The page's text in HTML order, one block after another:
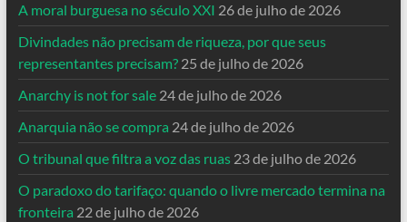
A moral burguesa no século XXI 26 de julho de 2026
Divindades não precisam de riqueza, por que seus
representantes precisam? 25 de julho de 2026
Anarchy is not for sale 24 de julho de 2026
Anarquia não se compra 24 de julho de 2026
O tribunal que filtra a voz das ruas 23 de julho de 2026
O paradoxo do tarifaço: quando o livre mercado termina na
fronteira 22 de julho de 2026